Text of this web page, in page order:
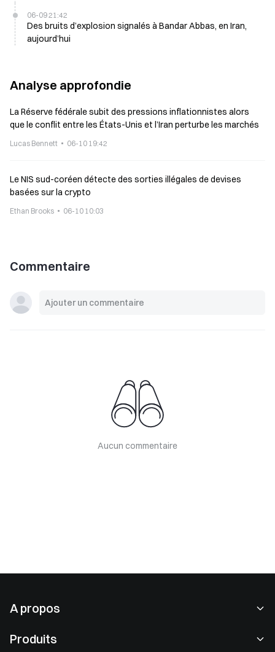
06-09 21:42
Des bruits d’explosion signalés à Bandar Abbas, en Iran,
aujourd’hui
Analyse approfondie
La Réserve fédérale subit des pressions inflationnistes alors
que le conflit entre les États-Unis et l’Iran perturbe les marchés
Lucas Bennett 06-10 19:42
Le NIS sud-coréen détecte des sorties illégales de devises
basées sur la crypto
Ethan Brooks 06-10 10:03
Commentaire
Aucun commentaire
A propos
Produits